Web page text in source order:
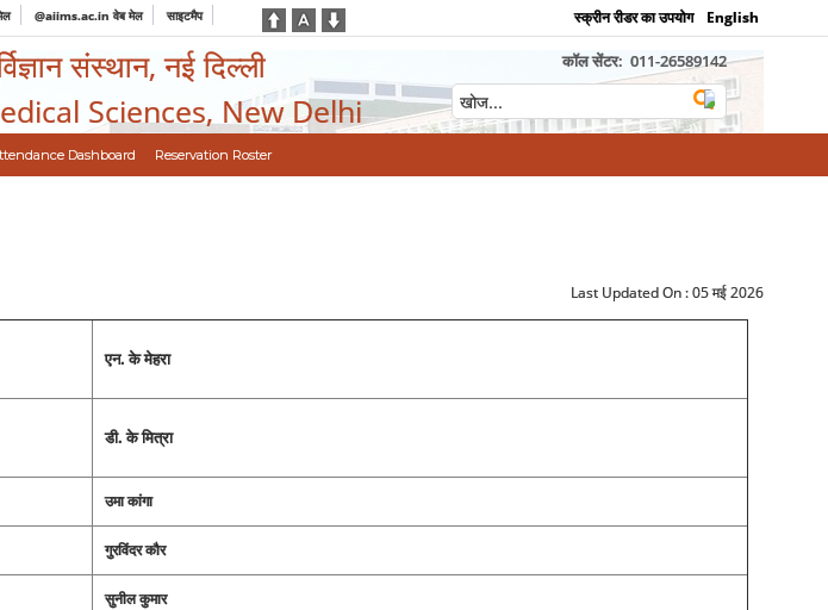
@aiims.ac.in वेब मेल साइटमैप स्क्रीन रीडर का उपयोग English
संस्थान, नई दिल्ली
Sciences, New Delhi
कॉल सेंटर: 011-26589142
Dashboard Reservation Roster
Last Updated On :05 मई 2026
एन. के मेहरा
डी. के मित्रा
उमा कांगा
गुरविंदर कौर
सुनील कुमार